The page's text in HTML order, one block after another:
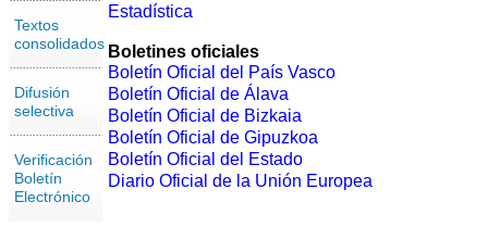
Textos
consolidados
Difusión
selectiva
Verificación
Boletín
Electrónico
Estadística
Boletines oficiales
Boletín Oficial del País Vasco
Boletín Oficial de Álava
Boletín Oficial de Bizkaia
Boletín Oficial de Gipuzkoa
Boletín Oficial del Estado
Diario Oficial de la Unión Europea